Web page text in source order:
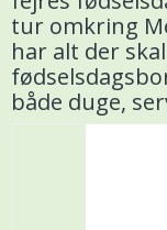
tur omkring
har alt der
både duge,